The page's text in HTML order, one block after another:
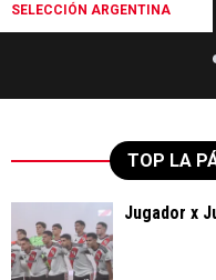
SELECCIÓN ARGENTINA
TOP LA
Jugador x